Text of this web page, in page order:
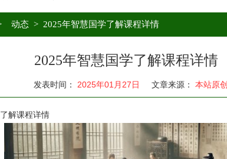
动态 > 2025年智慧国学了解课程详情
2025年智慧国学了解课程详情
发表时间： 2025年01月27日 文章来源： 本站原创
解课程详情